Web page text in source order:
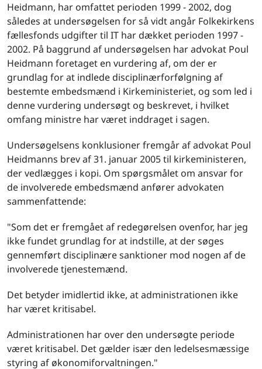
Heidmann, har omfattet perioden 1999 - 2002, dog
således at undersøgelsen for så vidt angår Folkekirkens
fællesfonds udgifter til IT har dækket perioden 1997 -
2002. På baggrund af undersøgelsen har advokat Poul
Heidmann foretaget en vurdering af, om der er
grundlag for at indlede disciplinærforfølgning af
bestemte embedsmænd i Kirkeministeriet, og som led i
denne vurdering undersøgt og beskrevet, i hvilket
omfang ministre har været inddraget i sagen.
Undersøgelsens konklusioner fremgår af advokat Poul
Heidmanns brev af 31. januar 2005 til kirkeministeren,
der vedlægges i kopi. Om spørgsmålet om ansvar for
de involverede embedsmænd anfører advokaten
sammenfattende:
"Som det er fremgået af redegørelsen ovenfor, har jeg
ikke fundet grundlag for at indstille, at der søges
gennemført disciplinære sanktioner mod nogen af de
involverede tjenestemænd.
Det betyder imidlertid ikke, at administrationen ikke
har været kritisabel.
Administrationen har over den undersøgte periode
været kritisabel. Det gælder især den ledelsesmæssige
styring af økonomiforvaltningen."